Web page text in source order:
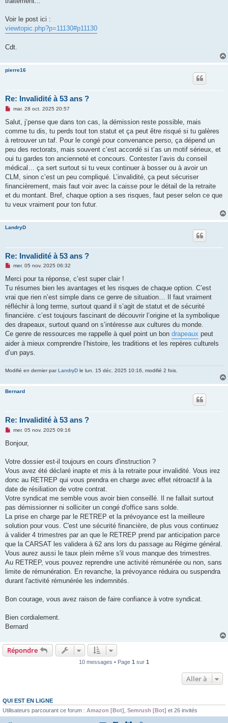
Voir le post ici :
viewtopic.php?p=11130#p11130
Cdt.
pierre16
Re: Invalidité à 53 ans ?
M
s
a
g
n
o
l
u
mar. 28 oct. 2025 20:57
Salut, j’pense que dans ton cas, la démission reste possible, mais
comme tu dis, tu perds tout ton statut et ça peut être risqué si tu galères
à retrouver un taf. Pour le congé pour convenance perso, ça dépend un
peu des rectorats, mais souvent c’est accordé si t’as un motif sérieux, et
oui tu gardes ton ancienneté et concours. Contester l’avis du conseil
médical… ça sert surtout si tu veux continuer à bosser ou à avoir un
CLM, sinon c’est un peu compliqué. L’invalidité, ça peut sécuriser
financièrement, mais faut voir avec la caisse pour le détail de la retraite
et du montant. Bref, chaque option a ses risques, faut peser selon ce que
tu veux vraiment pour ton futur.
LandryD
Re: Invalidité à 53 ans ?
M
s
a
g
n
o
l
u
mer. 05 nov. 2025 06:32
Merci pour ta réponse, c’est super clair !
Tu résumes bien les avantages et les risques de chaque option. C’est
vrai que rien n’est simple dans ce genre de situation… Il faut vraiment
réfléchir à long terme, surtout quand il s’agit de statut et de sécurité
financière. c’est toujours fascinant de découvrir l’origine et la symbolique
des drapeaux, surtout quand on s’intéresse aux cultures du monde.
Ce genre de ressources me rappelle à quel point un bon drapeaux peut
aider à mieux comprendre l’histoire, les traditions et les repères culturels
d’un pays.
Modifié en dernier parLandryD le lun. 15 déc. 2025 10:16, modifié 2 fois.
Bernard
Re: Invalidité à 53 ans ?
M
s
g
n
o
l
u
mer. 05 nov. 2025 09:16
Bonjour,
Votre dossier est-il toujours en cours d'instruction ?
Vous avez été déclaré inapte et mis à la retraite pour invalidité. Vous irez
donc au RETREP qui vous prendra en charge avec effet rétroactif à la
date de résiliation de votre contrat.
Votre syndicat me semble vous avoir bien conseillé. Il ne fallait surtout
pas démissionner ni solliciter un congé d'office sans solde.
La prise en charge par le RETREP et la prévoyance est la meilleure
solution pour vous. C'est une sécurité financière, de plus vous continuez
à valider 4 trimestres par an que le RETREP prend par anticipation parce
que la CARSAT les validera à 62 ans lors du passage au Régime général.
Vous aurez aussi le taux plein même s'il vous manque des trimestres.
Au RETREP, vous pouvez reprendre une activité rémunérée ou non, sans
limite de rémunération. En revanche, la prévoyance réduira ou suspendra
durant l'activité rémunérée les indemnités.
Bon courage, vous avez raison de faire confiance à votre syndicat.
Bien cordialement.
Bernard
Répondre
10 messages • Page 1 sur 1
Aller à
QUI EST EN LIGNE
Utilisateurs parcourant ce forum : Amazon [Bot] Semrush [Bot] et 26 invités